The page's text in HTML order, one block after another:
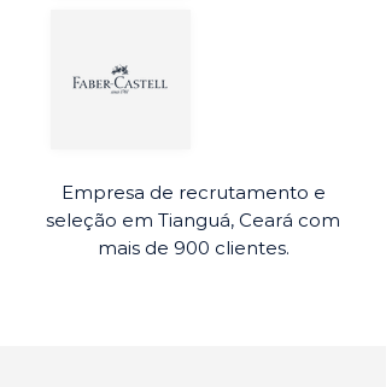
Empresa de recrutamento e
seleção em Tianguá, Ceará com
mais de 900 clientes.